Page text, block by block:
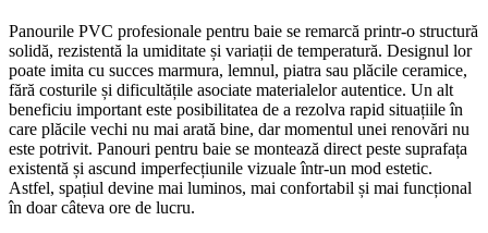
Panourile PVC profesionale pentru baie se remarcă printr-o structură
solidă, rezistentă la umiditate și variații de temperatură. Designul lor
poate imita cu succes marmura, lemnul, piatra sau plăcile ceramice,
fără costurile și dificultățile asociate materialelor autentice. Un alt
beneficiu important este posibilitatea de a rezolva rapid situațiile în
care plăcile vechi nu mai arată bine, dar momentul unei renovări nu
este potrivit. Panouri pentru baie se montează direct peste suprafața
existentă și ascund imperfecțiunile vizuale într-un mod estetic.
Astfel, spațiul devine mai luminos, mai confortabil și mai funcțional
în doar câteva ore de lucru.